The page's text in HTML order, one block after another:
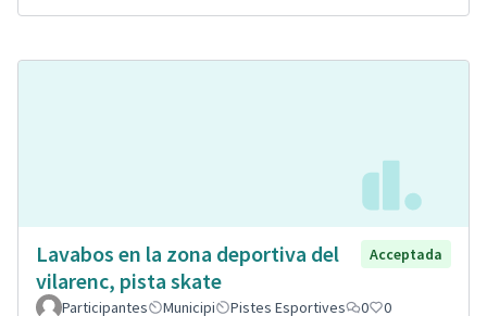
Lavabos en la zona deportiva del
vilarenc, pista skate
Acceptada
Participantes Municipi Pistes Esportives 0 0